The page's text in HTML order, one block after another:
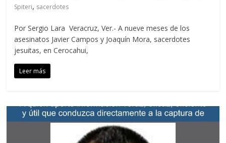
Spiteri, sacerdotes
Por Sergio Lara Veracruz, Ver.- A nueve meses de los
asesinatos Javier Campos y Joaquín Mora, sacerdotes
jesuitas, en Cerocahui,
Leer más